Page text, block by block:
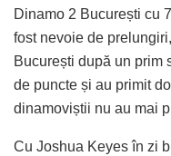
Dinamo 2 București cu
fost nevoie de
București după un prim
de puncte și au primit
dinamoviștii nu au mai
Cu Joshua Keyes în zi